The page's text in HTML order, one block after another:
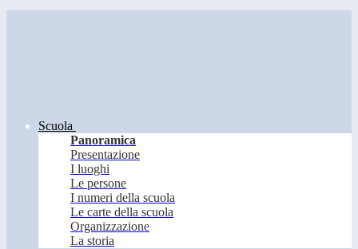
Scuola
Panoramica
Presentazione
I luoghi
Le persone
I numeri della scuola
Le carte della scuola
Organizzazione
La storia